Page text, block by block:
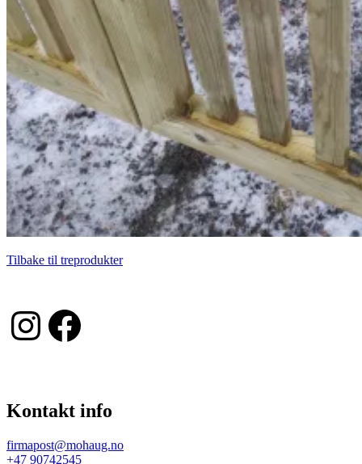
Tilbake til treprodukter
Instagram
Facebook
Kontakt info
firmapost@mohaug.no
+47 90742545